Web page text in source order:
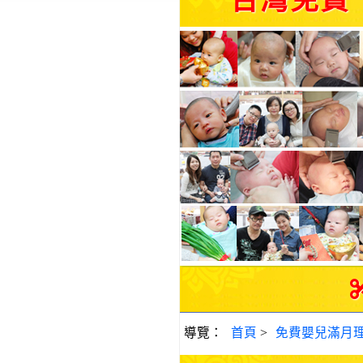
導覽： 首頁 > 免費嬰兒滿月